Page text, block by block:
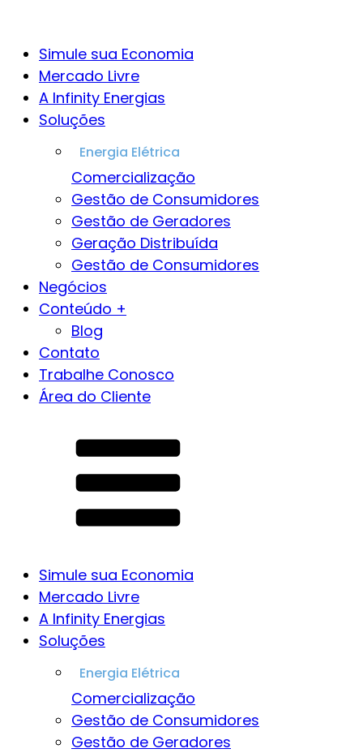
Simule sua Economia
Mercado Livre
A Infinity Energias
Soluções
Comercialização
Gestão de Consumidores
Gestão de Geradores
Geração Distribuída
Gestão de Consumidores
Negócios
Conteúdo +
Blog
Contato
Trabalhe Conosco
Área do Cliente
Simule sua Economia
Mercado Livre
A Infinity Energias
Soluções
Comercialização
Gestão de Consumidores
Gestão de Geradores